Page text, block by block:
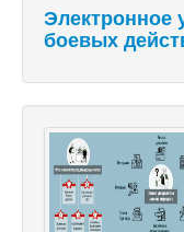
Электронное
боевых